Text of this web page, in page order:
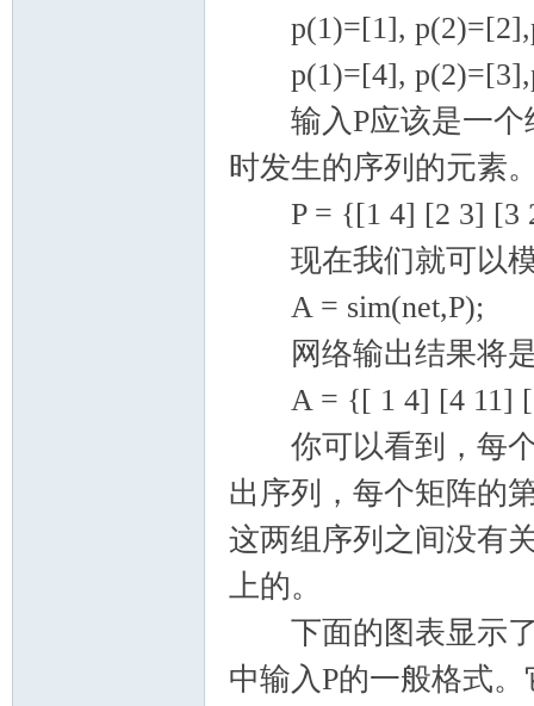
p(1)=[1],
p(1)=[4],
输入P应该是一个
时发生的序列的元素
P = {[1 4] [2 3] [3
现在我们就可以模
A = sim(net,P);
网络输出结果将
A = {[ 1 4] [4 11]
你可以看到，每个
出序列，每个矩阵的
这两组序列之间没有
上的。
下面的图表显示了
中输入P的一般格式